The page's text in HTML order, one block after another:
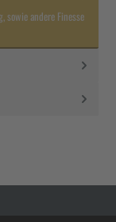
sowie andere Finesse